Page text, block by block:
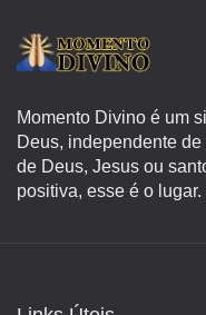
Momento Divino é um
Deus, independente
de Deus, Jesus ou
positiva, esse é o lugar.